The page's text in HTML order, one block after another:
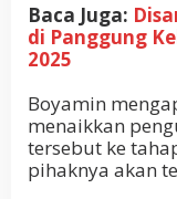
Baca Juga:
di Panggung
2025
Boyamin
menaikkan
tersebut ke
pihaknya akan